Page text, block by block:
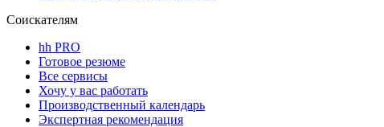
Соискателям
hh PRO
Готовое резюме
Все сервисы
Хочу у вас работать
Производственный календарь
Экспертная рекомендация